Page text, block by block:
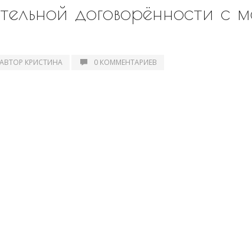
договорённости с
АВТОР КРИСТИНА 0 КОММЕНТАРИЕВ